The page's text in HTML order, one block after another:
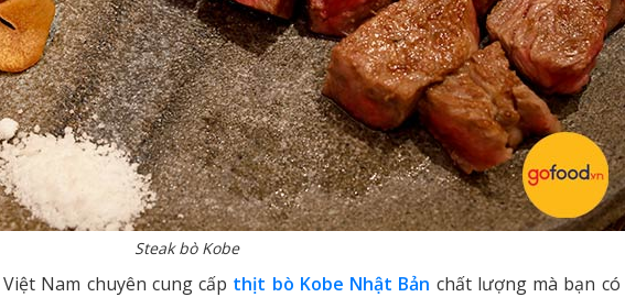
Steak bò Kobe
Nam chuyên cung cấp thịt bò Kobe Nhật Bản chất lượng mà bạn